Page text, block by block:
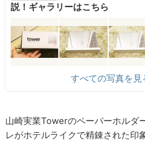
説！ギャラリーはこちら
すべての写真を見
山崎実業Towerのペーパーホルダ
レがホテルライクで精錬された印